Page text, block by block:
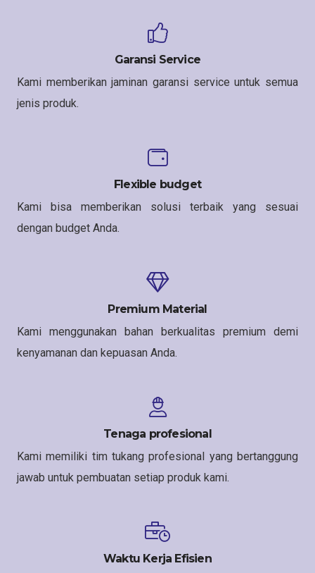
Garansi Service
Kami memberikan jaminan garansi service untuk semua
jenis produk.
Flexible budget
Kami bisa memberikan solusi terbaik yang sesuai
dengan budget Anda.
Premium Material
Kami menggunakan bahan berkualitas premium demi
kenyamanan dan kepuasan Anda.
Tenaga profesional
Kami memiliki tim tukang profesional yang bertanggung
jawab untuk pembuatan setiap produk kami.
Waktu Kerja Efisien